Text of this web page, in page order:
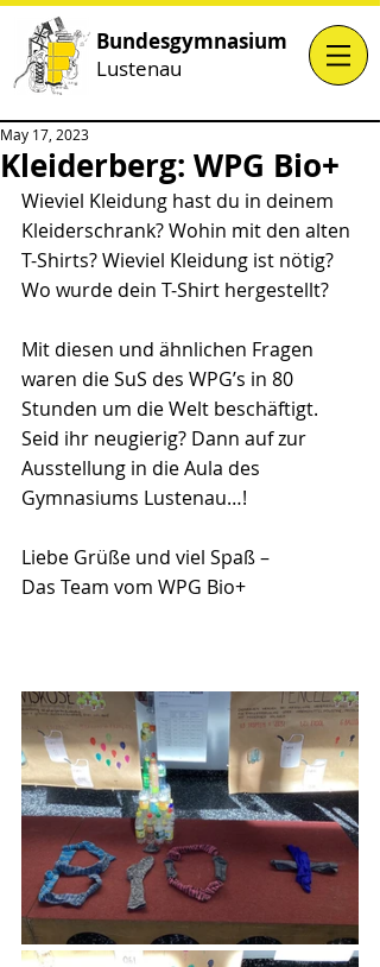
Bundesgymnasium
Lustenau
Kleiderberg: WPG Bio+
May 17, 2023
Wieviel Kleidung hast du in deinem
Kleiderschrank? Wohin mit den alten
T-Shirts? Wieviel Kleidung ist nötig?
Wo wurde dein T-Shirt hergestellt?
Mit diesen und ähnlichen Fragen
waren die SuS des WPG’s in 80
Stunden um die Welt beschäftigt.
Seid ihr neugierig? Dann auf zur
Ausstellung in die Aula des
Gymnasiums Lustenau…!
Liebe Grüße und viel Spaß –
Das Team vom WPG Bio+